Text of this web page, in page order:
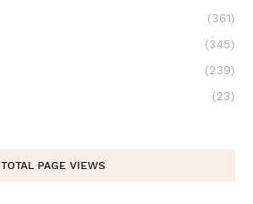
(361)
(345)
(239)
(23)
TOTAL PAGE VIEWS